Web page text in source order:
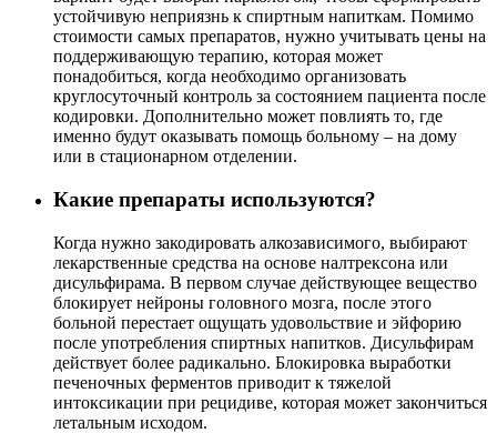
устойчивую неприязнь к спиртным напиткам. Помимо
стоимости самых препаратов, нужно учитывать цены на
поддерживающую терапию, которая может
понадобиться, когда необходимо организовать
круглосуточный контроль за состоянием пациента после
кодировки. Дополнительно может повлиять то, где
именно будут оказывать помощь больному – на дому
или в стационарном отделении.
Какие препараты используются?
Когда нужно закодировать алкозависимого, выбирают
лекарственные средства на основе налтрексона или
дисульфирама. В первом случае действующее вещество
блокирует нейроны головного мозга, после этого
больной перестает ощущать удовольствие и эйфорию
после употребления спиртных напитков. Дисульфирам
действует более радикально. Блокировка выработки
печеночных ферментов приводит к тяжелой
интоксикации при рецидиве, которая может закончиться
летальным исходом.